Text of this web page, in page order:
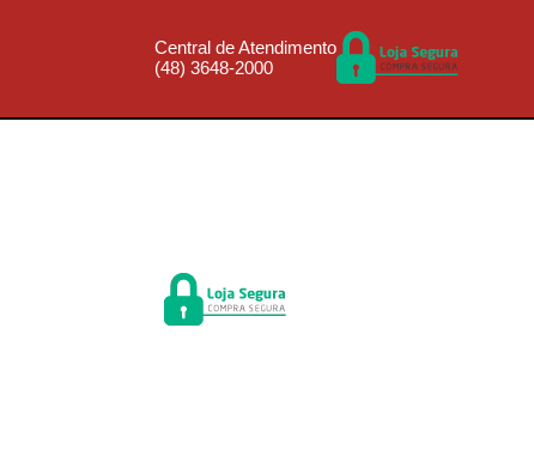
Central de Atendimento
(48) 3648-2000